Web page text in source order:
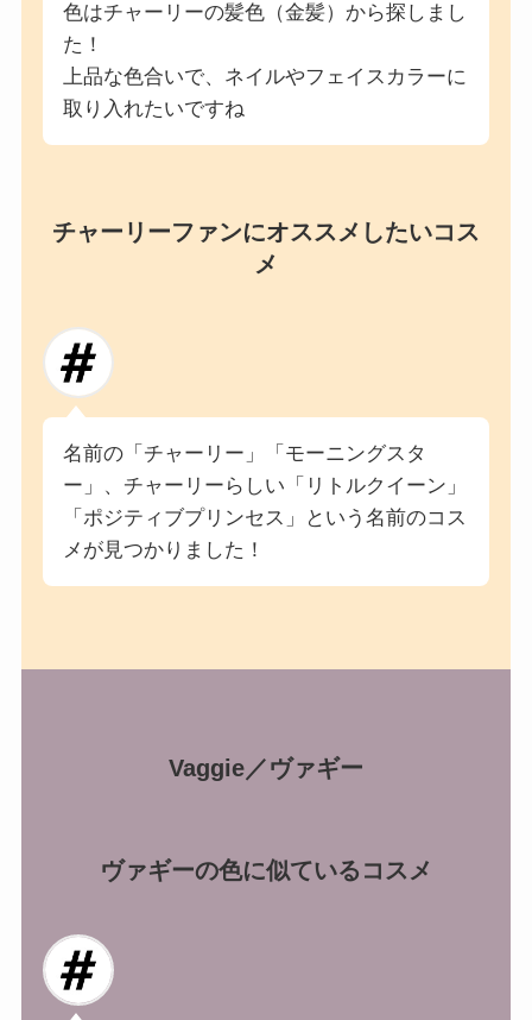
色はチャーリーの髪色（金髪）から探しまし
た！
上品な色合いで、ネイルやフェイスカラーに
取り入れたいですね
チャーリーファンにオススメしたいコス
メ
名前の「チャーリー」「モーニングスタ
ー」、チャーリーらしい「リトルクイーン」
「ポジティブプリンセス」という名前のコス
メが見つかりました！
Vaggie／ヴァギー
ヴァギーの色に似ているコスメ